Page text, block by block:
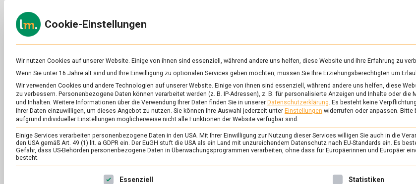
to
content
zu
&
Ernährung
Sie sehen gerade einen Platzhalterinhalt vonYouTube. Um auf den eigentlichen Inhalt zuzugreifen,
Sie, dass dabei Daten an Drittanbieter weitergegeben
Mehr Informationen
Inhalt entsperren
Erforderlichen Service akzeptieren und Inhalte
Cookie-Einstellungen
Wir nutzen Cookies auf unserer Website. Einige von ihnen sind essenziell, während andere uns helfen, diese Website und Ihre Erfahrung zu
Wenn Sie unter 16 Jahre alt sind und Ihre Einwilligung zu optionalen Services geben möchten, müssen Sie Ihre Erziehungsberechtigten um
Wir verwenden Cookies und andere Technologien auf unserer Website. Einige von ihnen sind essenziell, während andere uns helfen, diese
zu verbessern. Personenbezogene Daten können verarbeitet werden (z. B. IP-Adressen), z. B. für personalisierte Anzeigen und Inhalte oder die
und Inhalten. Weitere Informationen über die Verwendung Ihrer Daten finden Sie in unserer Datenschutzerklärung. Es besteht keine
Ihrer Daten einzuwilligen, um dieses Angebot zu nutzen. Sie können Ihre Auswahl jederzeit unter Einstellungen widerrufen oder anpassen. Bitte
aufgrund individueller Einstellungen möglicherweise nicht alle Funktionen der Website verfügbar sind.
Einige Services verarbeiten personenbezogene Daten in den USA. Mit Ihrer Einwilligung zur Nutzung dieser Services willigen Sie auch in die
den USA gemäß Art. 49 (1) lit. a GDPR ein. Der EuGH stuft die USA als ein Land mit unzureichendem Datenschutz nach EU-Standards ein. Es
Gefahr, dass US-Behörden personenbezogene Daten in Überwachungsprogrammen verarbeiten, ohne dass für Europäerinnen und Europäer
besteht.
Es folgt eine Liste der Service-Gruppen, für die eine Einwilligung erteilt werden kann. Die erste Service-
Essenziell Statistiken